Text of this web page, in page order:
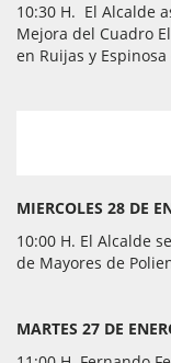
10:30 H. El Alcalde
Mejora del Cuadro
en Ruijas y
MIERCOLES 28 DE
10:00 H. El Alcalde
de Mayores de
MARTES 27 DE